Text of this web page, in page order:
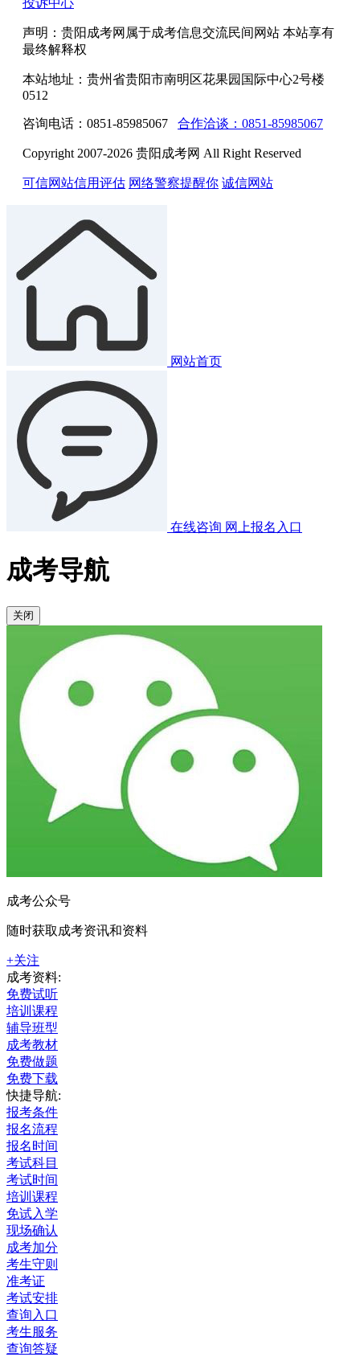
声明：贵阳成考网属于成考信息交流民间网站 本站享有
最终解释权
本站地址：贵州省贵阳市南明区花果园国际中心2号楼
0512
咨询电话：0851-85985067 合作洽谈：0851-85985067
Copyright 2007-2026 贵阳成考网 All Right Reserved
可信网站信用评估 网络警察提醒你 诚信网站
网站首页
在线咨询 网上报名入口
成考导航
关闭
成考公众号
随时获取成考资讯和资料
+关注
成考资料:
免费试听
培训课程
辅导班型
成考教材
免费做题
免费下载
快捷导航:
报考条件
报名流程
报名时间
考试科目
考试时间
培训课程
免试入学
现场确认
成考加分
考生守则
准考证
考试安排
查询入口
考生服务
查询答疑